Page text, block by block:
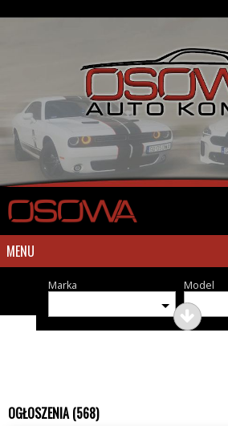
MENU
Marka Model
OGŁOSZENIA (568)